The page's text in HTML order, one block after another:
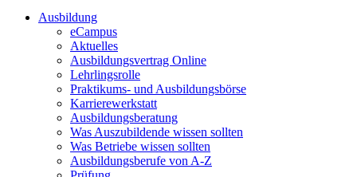
Ausbildung
eCampus
Aktuelles
Ausbildungsvertrag Online
Lehrlingsrolle
Praktikums- und Ausbildungsbörse
Karrierewerkstatt
Ausbildungsberatung
Was Auszubildende wissen sollten
Was Betriebe wissen sollten
Ausbildungsberufe von A-Z